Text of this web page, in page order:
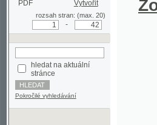
stránce
Pokročilé vyhledávání